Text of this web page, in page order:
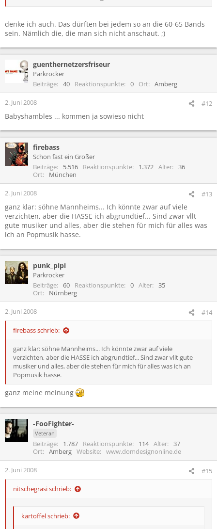
denke ich auch. Das dürften bei jedem so an die 60-65 Bands
sein. Nämlich die, die man sich nicht anschaut. ;)
guenthernetzersfriseur
Parkrocker
Beiträge
40 Reaktionspunkte 0 Ort Amberg
2. Juni 2008 #12
Babyshambles ... kommen ja sowieso nicht
firebass
Schon fast ein Großer
Beiträge
5.516 Reaktionspunkte 1.372 Alter
36
Ort
München
2. Juni 2008 #13
ganz klar: söhne Mannheims... Ich könnte zwar auf viele
verzichten, aber die HASSE ich abgrundtief... Sind zwar vllt
gute musiker und alles, aber die stehen für mich für alles was
ich an Popmusik hasse.
punk_pipi
Parkrocker
Beiträge
60 Reaktionspunkte 0 Alter
35
Ort
Nürnberg
2. Juni 2008 #14
firebass schrieb:
ganz klar: söhne Mannheims... Ich könnte zwar auf viele
verzichten, aber die HASSE ich abgrundtief... Sind zwar vllt gute
musiker und alles, aber die stehen für mich für alles was ich an
Popmusik hasse.
ganz meine meinung
-FooFighter-
Veteran
Beiträge 1.787 Reaktionspunkte 114 Alter
37
Ort
Amberg Website www.domdesignonline.de
2. Juni 2008 #15
nitschegrasi schrieb:
kartoffel schrieb: